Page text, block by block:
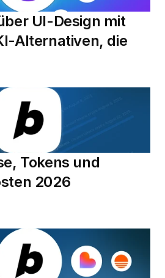
UI-Design mit
Alternativen, die
Tokens und
2026